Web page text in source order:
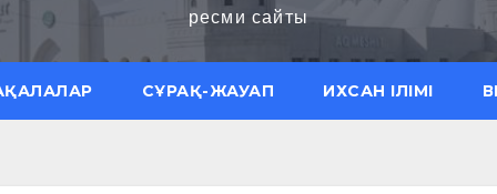
ресми сайты
СҰРАҚ-ЖАУАП ИХСАН ІЛІМІ